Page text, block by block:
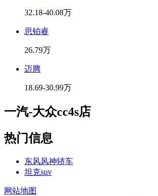
32.18-40.08万
思铂睿
26.79万
迈腾
18.69-30.99万
一汽-大众cc4s店
热门信息
东风风神轿车
坦克suv
网站地图